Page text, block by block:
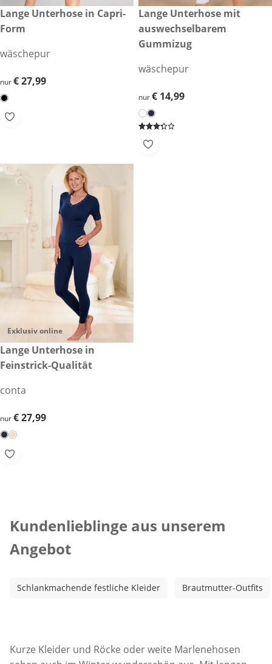
€ 27,99
Lange Unterhose in Capri-
Form
wäschepur
€ 27,99
nur€ 27,99
€ 14,99
Lange Unterhose mit
auswechselbarem
Gummizug
wäschepur
€ 14,99
nur€ 14,99
Exklusiv online
€ 27,99
Lange Unterhose in
Feinstrick-Qualität
conta
€ 27,99
nur€ 27,99
Kundenlieblinge aus unserem
Angebot
Schlankmachende festliche Kleider Brautmutter-Outfits
Kurze Kleider und Röcke oder weite Marlenehosen